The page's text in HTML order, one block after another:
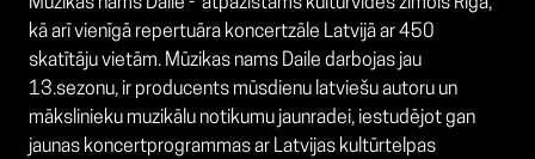
Mūzikas nams Daile - atpazīstams kultūrvides zīmols Rīgā,
kā arī vienīgā repertuāra koncertzāle Latvijā ar 450
skatītāju vietām. Mūzikas nams Daile darbojas jau
13.sezonu, ir producents mūsdienu latviešu autoru un
mākslinieku muzikālu notikumu jaunradei, iestudējot gan
jaunas koncertprogrammas ar Latvijas kultūrtelpas